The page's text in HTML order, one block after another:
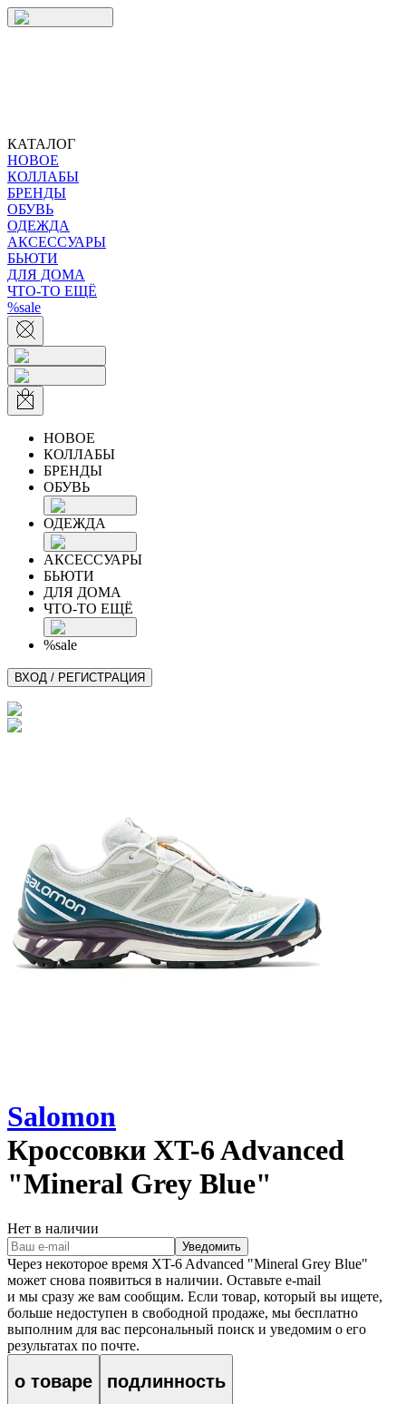
КАТАЛОГ
НОВОЕ
КОЛЛАБЫ
БРЕНДЫ
ОБУВЬ
ОДЕЖДА
АКСЕССУАРЫ
БЬЮТИ
ДЛЯ ДОМА
ЧТО-ТО ЕЩЁ
%sale
НОВОЕ
КОЛЛАБЫ
БРЕНДЫ
ОБУВЬ
ОДЕЖДА
АКСЕССУАРЫ
БЬЮТИ
ДЛЯ ДОМА
ЧТО-ТО ЕЩЁ
%sale
ВХОД / РЕГИСТРАЦИЯ
Salomon
Кроссовки XT-6 Advanced
"Mineral Grey Blue"
Нет в наличии
Уведомить
Через некоторое время XT-6 Advanced "Mineral Grey Blue"
может снова появиться в наличии. Оставьте e‑mail
и мы сразу же вам сообщим. Если товар, который вы ищете,
больше недоступен в свободной продаже, мы бесплатно
выполним для вас персональный поиск и уведомим о его
результатах по почте.
о товаре подлинность